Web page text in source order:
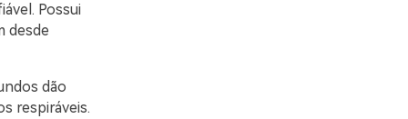
Possui
desde
dão
respiráveis.